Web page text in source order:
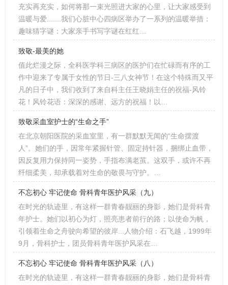
充实再充实，如何将那一束光照进大家的心里，让大家感受到
温暖与爱.......我们心脏中心四病区举办了一系列的温暖举措：
趣味猜字谜：大家亲手书写字谜在红红…
致敬-最美的她
值此烂漫之际，全科医学科三病区的医护们在忙碌而有序的工
作中迎来了专属于女性的节日-三八女神节！在这个特殊而又平
凡的日子中，我们收到了来自科主任王晓娟主任的祝福-风铃
花！风铃花语：深深的感谢、远方的祝福！以…
致敬采血室护士的“生命之手”
在北京朝阳医院的采血室里，有一群默默无闻的“生命摆渡
人”。她们的手，因常年紧握针管、固定持针器，捆绑止血带，
因反复用力保持同一姿势，手指布满老茧。这双手，或许不再
纤细柔美，却承载着对生命的敬畏与守护。…
不忘初心 牢记使命 骨科青年医护风采（九）
在时光的轨迹里，有这样一群青春靓丽的身影，她们是骨科青
年护士。她们以初心为灯，照亮患者前行的路；以使命为帆，
引领着生命之舟驶向希望的彼岸...人物介绍：石飞越，1999年
9月，骨科护士，团员骨科青年医护风采在…
不忘初心 牢记使命 骨科青年医护风采（八）
在时光的轨迹里，有这样一群青春靓丽的身影，她们是骨科青